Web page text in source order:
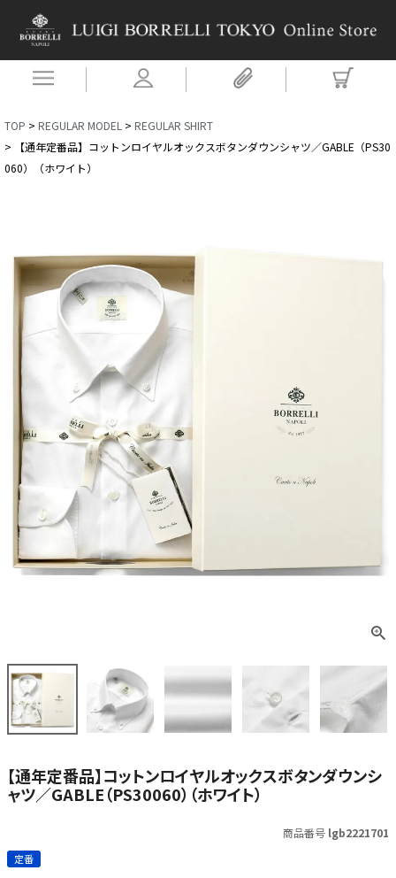
TOP REGULAR MODEL
REGULAR SHIRT
【通年定番品】コットンロイヤルオックスボタンダウンシャツ／GABLE（PS30
060）（ホワイト）
【通年定番品】コットンロイヤルオックスボタンダウンシ
ャツ／GABLE（PS30060）（ホワイト）
商品番号 lgb2221701
定番